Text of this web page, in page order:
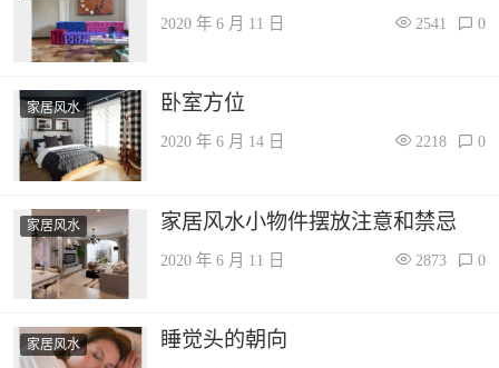
2020 年 6 月 11 日 2541 0
家居风水 卧室方位
2020 年 6 月 14 日 2218 0
家居风水 家居风水小物件摆放注意和禁忌
2020 年 6 月 11 日 2873 0
家居风水 睡觉头的朝向